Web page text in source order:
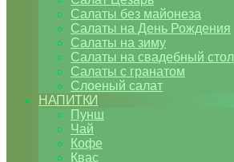
Салаты без майонеза
Салаты на День Рождения
Салаты на зиму
Салаты на свадебный стол
Салаты с гранатом
Слоеный салат
НАПИТКИ
Пунш
Чай
Кофе
Квас